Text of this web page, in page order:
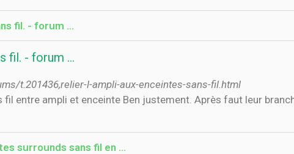
fil. - forum ...
fil. - forum ...
t.201436,relier-l-ampli-aux-enceintes-sans-fil.html
entre ampli et enceinte Ben justement. Après faut leur
surrounds sans fil en …